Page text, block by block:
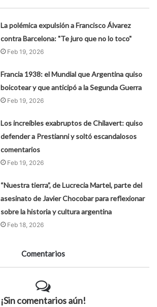
La polémica expulsión a Francisco Álvarez
contra Barcelona: "Te juro que no lo toco"
Feb 19, 2026
Francia 1938: el Mundial que Argentina quiso
boicotear y que anticipó a la Segunda Guerra
Feb 19, 2026
Los increíbles exabruptos de Chilavert: quiso
defender a Prestianni y soltó escandalosos
comentarios
Feb 19, 2026
“Nuestra tierra”, de Lucrecia Martel, parte del
asesinato de Javier Chocobar para reflexionar
sobre la historia y cultura argentina
Feb 18, 2026
Comentarios
¡Sin comentarios aún!